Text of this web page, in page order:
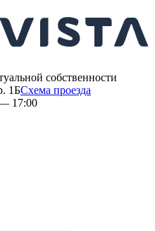
собственности
1БСхема проезда
17:00